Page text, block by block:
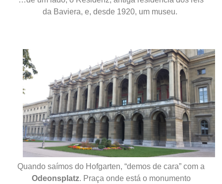
da Baviera, e, desde 1920, um museu.
Quando saímos do Hofgarten, “demos de cara” com a
Odeonsplatz. Praça onde está o monumento